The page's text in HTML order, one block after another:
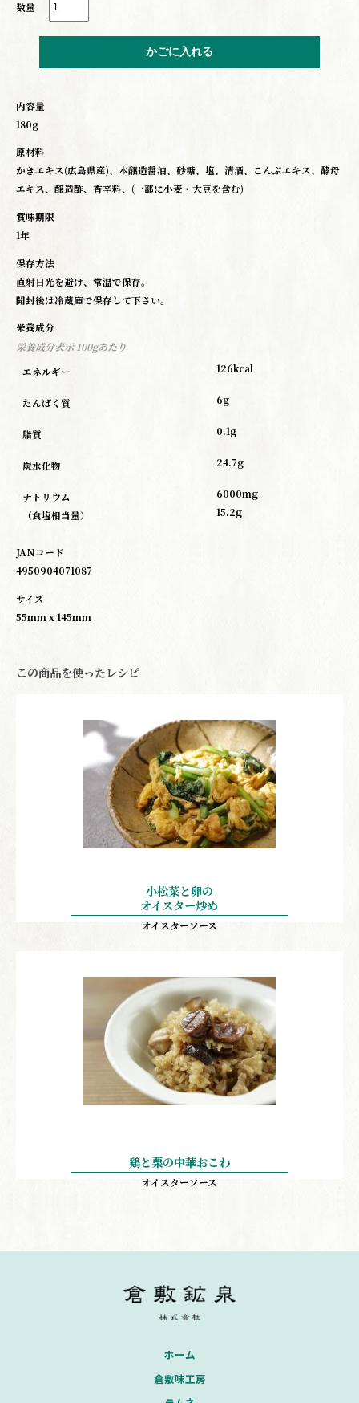
数量
内容量
180g
原材料
かきエキス(広島県産)、本醸造醤油、砂糖、塩、清酒、こんぶエキス、酵母
エキス、醸造酢、香辛料、(一部に小麦・大豆を含む)
賞味期限
1年
保存方法
直射日光を避け、常温で保存。
開封後は冷蔵庫で保存して下さい。
栄養成分
栄養成分表示 100gあたり
エネルギー 126kcal
たんぱく質 6g
脂質 0.1g
炭水化物 24.7g
ナトリウム
（食塩相当量）
6000mg
15.2g
JANコード
4950904071087
サイズ
55mm x 145mm
この商品を使ったレシピ
小松菜と卵の
オイスター炒め
オイスターソース
鶏と栗の中華おこわ
オイスターソース
ホーム
倉敷味工房